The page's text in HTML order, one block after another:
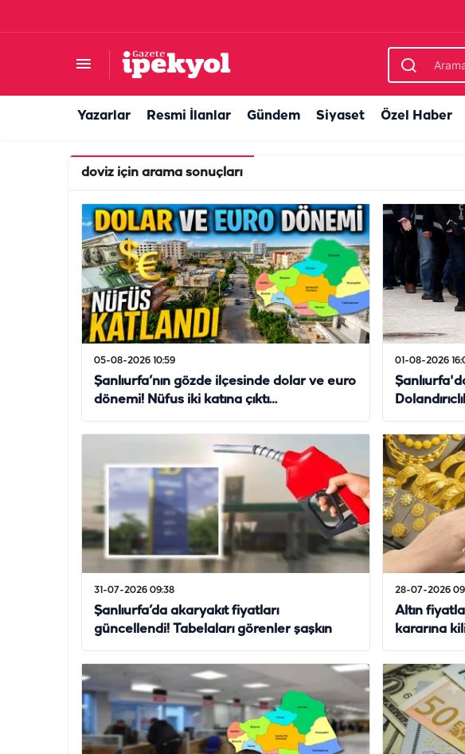
Yazarlar Resmi İlanlar Gündem Siyaset Özel Haber
doviz için arama sonuçları
05-08-2026 10:59
Şanlıurfa’nın gözde ilçesinde dolar ve euro
dönemi! Nüfus iki katına çıktı…
01-08-2026
31-07-2026 09:38
Şanlıurfa’da akaryakıt fiyatları
güncellendi! Tabelaları görenler şaşkın
28-07-2026
Altın fiyatları
kararına